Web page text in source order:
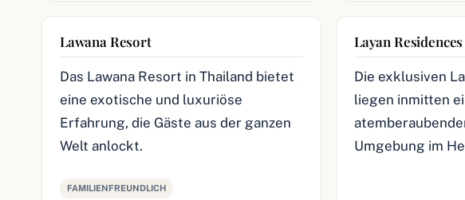
Lawana Resort
Das Lawana Resort in Thailand bietet
eine exotische und luxuriöse
Erfahrung, die Gäste aus der ganzen
Welt anlockt.
FAMILIENFREUNDLICH
Layan Residences
Die exklusiven
liegen inmitten
Umgebung im